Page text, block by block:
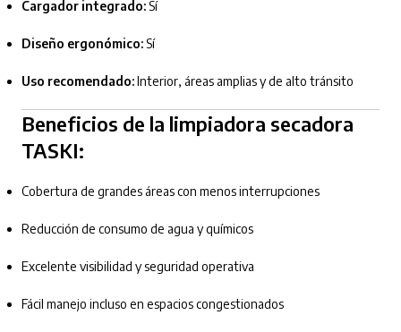
Cargador integrado:Sí
Diseño ergonómico:Sí
Uso recomendado:Interior, áreas amplias y de alto tránsito
Beneficios de la limpiadora secadora
TASKI:
Cobertura de grandes áreas con menos interrupciones
Reducción de consumo de agua y químicos
Excelente visibilidad y seguridad operativa
Fácil manejo incluso en espacios congestionados